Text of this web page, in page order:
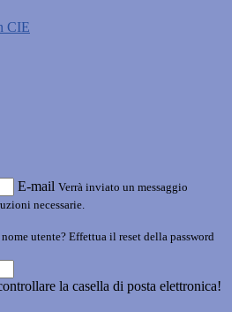
CIE
E-mail Verrà inviato un messaggio
necessarie.
utente? Effettua il reset della password
la casella di posta elettronica!